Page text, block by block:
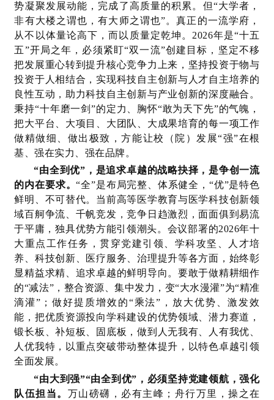
势凝聚发展动能，完成了高质量的积累。但“大学者，
非有大楼之谓也，有大师之谓也”。真正的一流学府，
从不以体量论高下，而以质量定乾坤。2026年是“十五
五”开局之年，必须紧盯“双一流”创建目标，坚定不移
把发展重心转到提升核心竞争力上来，坚持投资于物与
投资于人相结合，实现科技自主创新与人才自主培养的
良性互动，助力科技自主创新与产业创新的深度融合。
秉持“十年磨一剑”的定力、胸怀“敢为天下先”的气魄，
把大平台、大项目、大团队、大成果培育的每一项工作
做精做细、做出极致，方能让校（院）发展“强”在根
基、强在实力、强在品牌。
“由全到优”，是追求卓越的战略抉择，是争创一流
的内在要求。“全”是布局完整、体系健全，“优”是特色
鲜明、不可替代。当前高等医学教育与医学科技创新领
域百舸争流、千帆竞发，竞争日趋激烈，面面俱到易流
于平庸，独具优势方能引领潮头。会议部署的2026年十
大重点工作任务，贯穿党建引领、学科攻坚、人才培
养、科技创新、医疗服务、治理提升等各方面，始终彰
显精益求精、追求卓越的鲜明导向。要敢于做精耕细作
的“减法”，整合资源、集中发力，变“大水漫灌”为“精准
滴灌”；做好提质增效的“乘法”，放大优势、激发效
能，把优质资源投向学科建设的优势领域、潜力赛道，
锻长板、补短板、固底板，做到人无我有、人有我优、
人优我特，以重点突破带动整体提升，以特色卓越引领
全面发展。
“由大到强”“由全到优”，必须坚持党建领航，强化
队伍担当。 万山磅礴，必有主峰；舟行万里，操之在